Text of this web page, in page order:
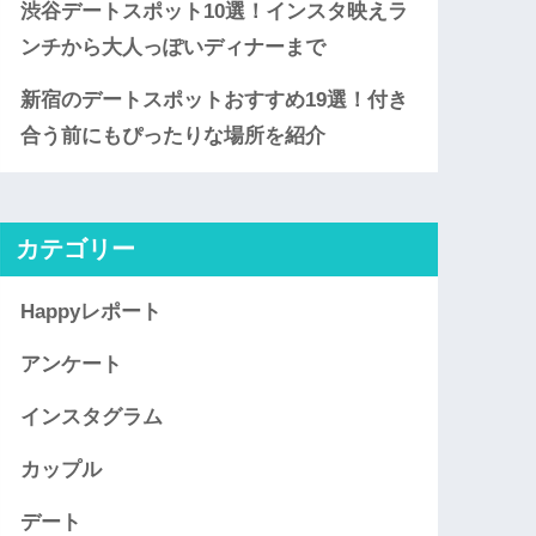
渋谷デートスポット10選！インスタ映えラ
ンチから大人っぽいディナーまで
新宿のデートスポットおすすめ19選！付き
合う前にもぴったりな場所を紹介
カテゴリー
Happyレポート
アンケート
インスタグラム
カップル
デート